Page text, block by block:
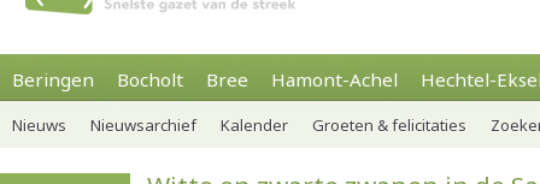
Beringen Bocholt Bree Hamont-Achel Hechtel-
Nieuws Nieuwsarchief Kalender Groeten & felicitaties